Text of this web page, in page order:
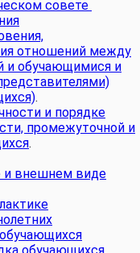
совете
отношений между
и обучающимися и
.
и порядке
промежуточной и
.
и внешнем виде